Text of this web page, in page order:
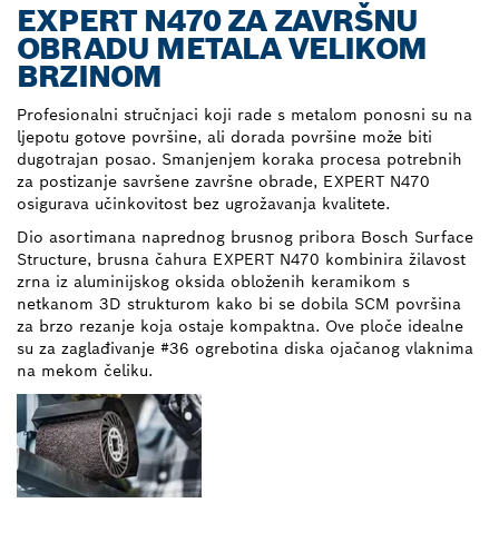
EXPERT N470 ZA ZAVRŠNU
OBRADU METALA VELIKOM
BRZINOM
Profesionalni stručnjaci koji rade s metalom ponosni su na
ljepotu gotove površine, ali dorada površine može biti
dugotrajan posao. Smanjenjem koraka procesa potrebnih
za postizanje savršene završne obrade, EXPERT N470
osigurava učinkovitost bez ugrožavanja kvalitete.
Dio asortimana naprednog brusnog pribora Bosch Surface
Structure, brusna čahura EXPERT N470 kombinira žilavost
zrna iz aluminijskog oksida obloženih keramikom s
netkanom 3D strukturom kako bi se dobila SCM površina
za brzo rezanje koja ostaje kompaktna. Ove ploče idealne
su za zaglađivanje #36 ogrebotina diska ojačanog vlaknima
na mekom čeliku.